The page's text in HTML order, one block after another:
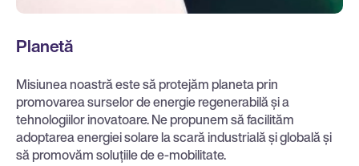
Planetă
Misiunea noastră este să protejăm planeta prin
promovarea surselor de energie regenerabilă și a
tehnologiilor inovatoare. Ne propunem să facilităm
adoptarea energiei solare la scară industrială și globală și
să promovăm soluțiile de e-mobilitate.